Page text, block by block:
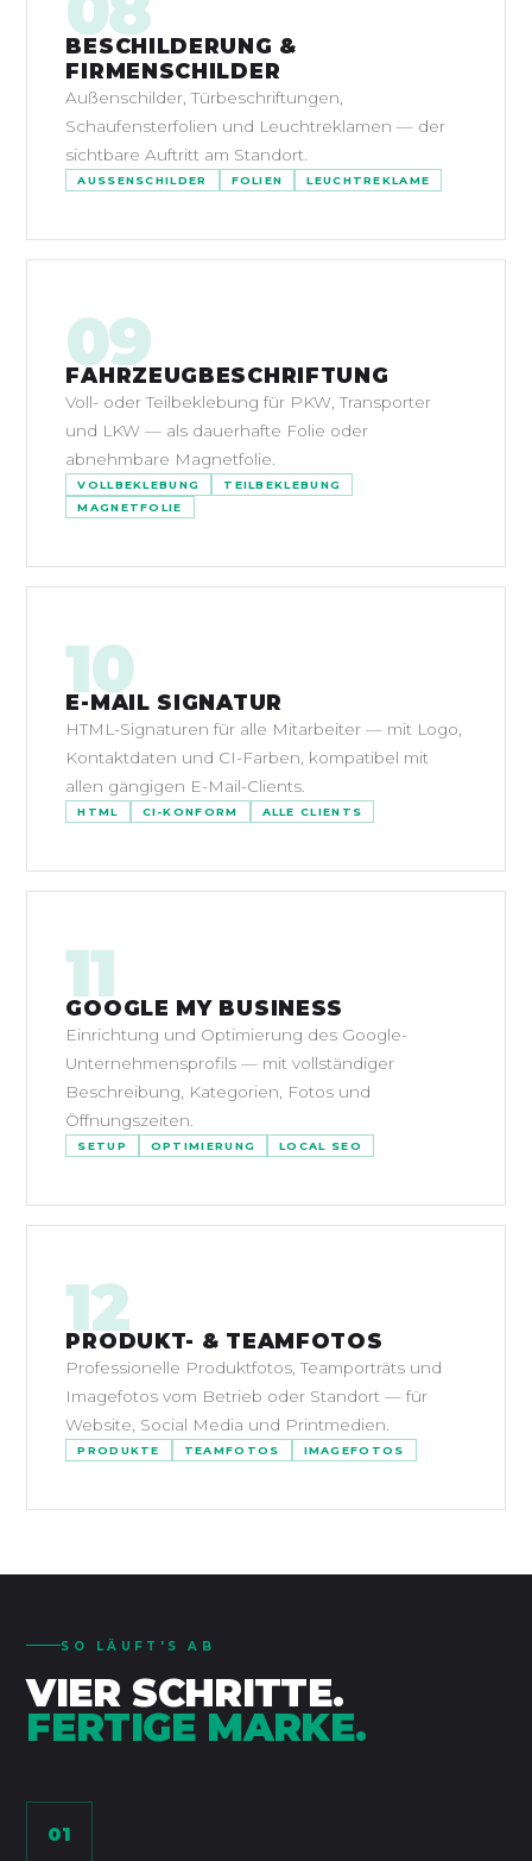
BESCHILDERUNG &
FIRMENSCHILDER
Außenschilder, Türbeschriftungen,
Schaufensterfolien und Leuchtreklamen — der
sichtbare Auftritt am Standort.
AUSSENSCHILDER FOLIEN LEUCHTREKLAME
09
FAHRZEUGBESCHRIFTUNG
Voll- oder Teilbeklebung für PKW, Transporter
und LKW — als dauerhafte Folie oder
abnehmbare Magnetfolie.
VOLLBEKLEBUNG
TEILBEKLEBUNG
MAGNETFOLIE
10
E-MAIL SIGNATUR
HTML-Signaturen für alle Mitarbeiter — mit Logo,
Kontaktdaten und CI-Farben, kompatibel mit
allen gängigen E-Mail-Clients.
HTML CI-KONFORM ALLE CLIENTS
11
GOOGLE MY BUSINESS
Einrichtung und Optimierung des Google-
Unternehmensprofils — mit vollständiger
Beschreibung, Kategorien, Fotos und
Öffnungszeiten.
SETUP OPTIMIERUNG LOCAL SEO
12
PRODUKT- & TEAMFOTOS
Professionelle Produktfotos, Teamporträts und
Imagefotos vom Betrieb oder Standort — für
Website, Social Media und Printmedien.
PRODUKTE TEAMFOTOS IMAGEFOTOS
SO LÄUFT'S AB
VIER SCHRITTE.
FERTIGE MARKE.
01